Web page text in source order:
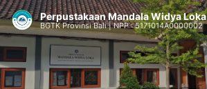
Perpustakaan Mandala Widya Loka
BGTK Provinsi Bali | NPP : 5171014A0000002